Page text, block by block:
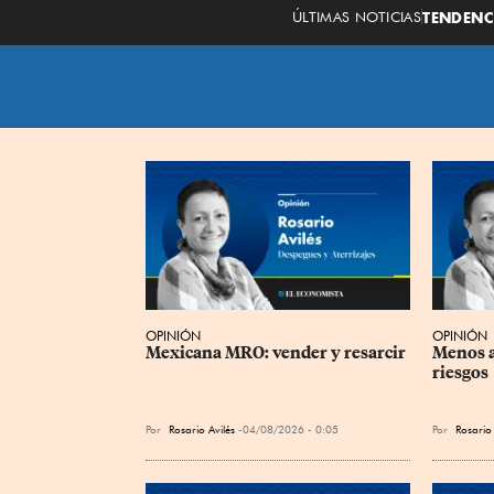
ÚLTIMAS NOTICIAS
OPINIÓN
Mexicana MRO: vender y resarcir
Por Rosario Avilés 04/08/2026 - 0:05
OPINIÓN
Menos
riesgos
Por Rosario